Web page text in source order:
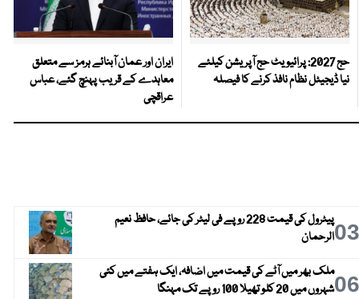
حج 2027: پرائیویٹ حج آپریشن کیلئے
نیا ڈیجیٹل نظام نافذ کرنے کا فیصلہ
ایران اور عمان آبنائے ہرمز سے متعلق
معاہدے کے قریب پہنچ گئے، عباس
عراقچی
03
پیٹرول کی قیمت 228 روپے فی لیٹر کی جائے، حافظ نعیم
الرحمان
06ملک بھر میں آٹے کی قیمت میں اضافہ، ایک ہفتے میں کئی
شہروں میں 20 کلو تھیلا 100 روپے تک مہنگا